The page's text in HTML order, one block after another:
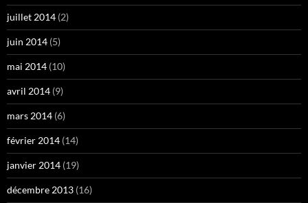
juillet 2014 (2)
juin 2014 (5)
mai 2014 (10)
avril 2014 (9)
mars 2014 (6)
février 2014 (14)
janvier 2014 (19)
décembre 2013 (16)